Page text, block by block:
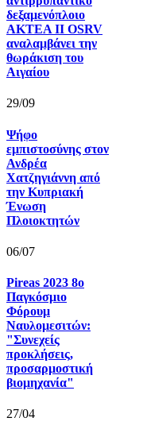
δεξαμενόπλοιο
AKTEA II OSRV
αναλαμβάνει την
θωράκιση του
Αιγαίου
29/09
Ψήφο
εμπιστοσύνης στον
Ανδρέα
Χατζηγιάννη από
την Κυπριακή
Ένωση
Πλοιοκτητών
06/07
Pireas 2023 8ο
Παγκόσμιο
Φόρουμ
Ναυλομεσιτών:
"Συνεχείς
προκλήσεις,
προσαρμοστική
βιομηχανία"
27/04